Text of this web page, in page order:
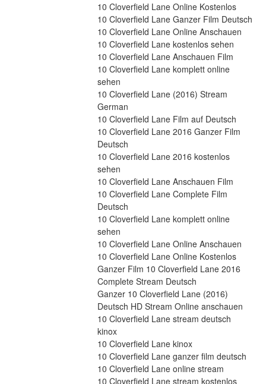
10 Cloverfield Lane Online Kostenlos
10 Cloverfield Lane Ganzer Film Deutsch
10 Cloverfield Lane Online Anschauen
10 Cloverfield Lane kostenlos sehen
10 Cloverfield Lane Anschauen Film
10 Cloverfield Lane komplett online
sehen
10 Cloverfield Lane (2016) Stream
German
10 Cloverfield Lane Film auf Deutsch
10 Cloverfield Lane 2016 Ganzer Film
Deutsch
10 Cloverfield Lane 2016 kostenlos
sehen
10 Cloverfield Lane Anschauen Film
10 Cloverfield Lane Complete Film
Deutsch
10 Cloverfield Lane komplett online
sehen
10 Cloverfield Lane Online Anschauen
10 Cloverfield Lane Online Kostenlos
Ganzer Film 10 Cloverfield Lane 2016
Complete Stream Deutsch
Ganzer 10 Cloverfield Lane (2016)
Deutsch HD Stream Online anschauen
10 Cloverfield Lane stream deutsch
kinox
10 Cloverfield Lane kinox
10 Cloverfield Lane ganzer film deutsch
10 Cloverfield Lane online stream
10 Cloverfield Lane stream kostenlos